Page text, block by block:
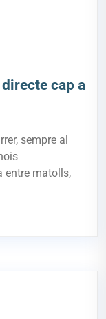
cap a
sempre al
entre matolls,